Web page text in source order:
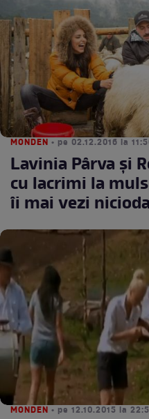
MONDEN • pe 02.12.2016 la
Lavinia Pârva și
cu lacrimi la
îi mai vezi
MONDEN • pe 12.10.2015 la